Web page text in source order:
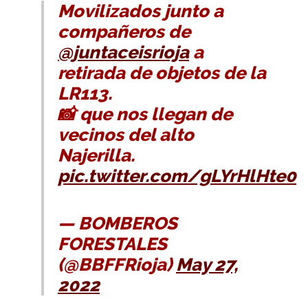
Movilizados junto a
compañeros de
@juntaceisriojaa
retirada de objetos de la
LR113.
📸 que nos llegan de
vecinos del alto
Najerilla.
pic.twitter.com/gLYrHlHte0
— BOMBEROS
FORESTALES
(@BBFFRioja) May 27,
2022